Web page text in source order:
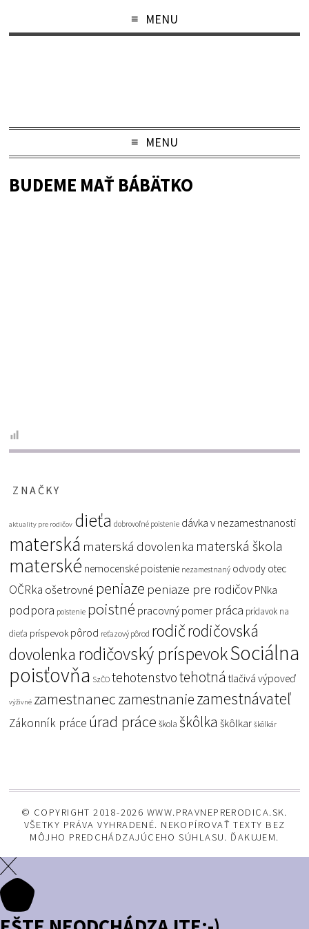
MENU
MENU
BUDEME MAŤ BÁBÄTKO
ZNAČKY
aktuality pre rodičov dieťa dobrovoľné poistenie dávka v nezamestnanosti
materská materská dovolenka materská škola
materské nemocenské poistenie nezamestnaný odvody otec
OČRka ošetrovné peniaze peniaze pre rodičov PNka
podpora poistenie poistné pracovný pomer práca prídavok na
dieťa príspevok pôrod reťazový pôrod rodičrodičovská
dovolenka rodičovský príspevokSociálna
poisťovňa SzČO tehotenstvotehotná tlačivá výpoveď
výživné zamestnaneczamestnaniezamestnávateľ
Zákonník práce úrad práce škola škôlka škôlkar škôlkár
© COPYRIGHT 2018-2026 WWW.PRAVNEPRERODICA.SK.
VŠETKY PRÁVA VYHRADENÉ. NEKOPÍROVAŤ TEXTY BEZ
MÔJHO PREDCHÁDZAJÚCEHO SÚHLASU. ĎAKUJEM.